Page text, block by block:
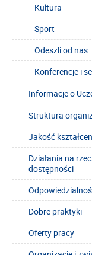
Kultura
Sport
Odeszli od nas
Konferencje i
Informacje o
Struktura
Jakość
Działania na
dostępności
Dobre praktyki
Oferty pracy